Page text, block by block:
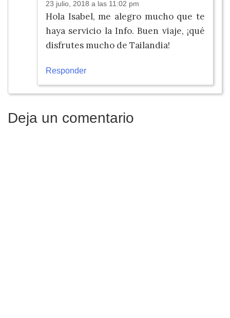
23 julio, 2018 a las 11:02 pm
Hola Isabel, me alegro mucho que te
haya servicio la Info. Buen viaje, ¡qué
disfrutes mucho de Tailandia!
Responder
Deja un comentario